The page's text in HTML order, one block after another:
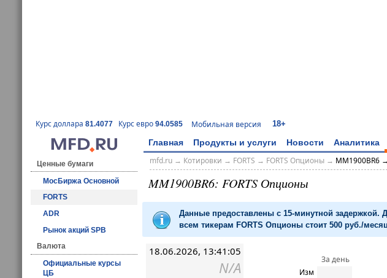
Курс доллара 81.4077 Курс евро 94.0585 Мобильная версия 18+
Главная Продукты и услуги Новости Аналитика
Ценные бумаги
МосБиржа Основной
FORTS
ADR
Рынок акций SPB
Валюта
Официальные курсы
ЦБ
mfd.ru→ Котировки → FORTS → FORTS Опционы→ MM1900BR6
MM1900BR6: FORTS Опционы
Данные предоставлены с 15-минутной
всем тикерам FORTS Опционы стоит 500 руб./
18.06.2026, 13:41:05
N/A
За день
Изм